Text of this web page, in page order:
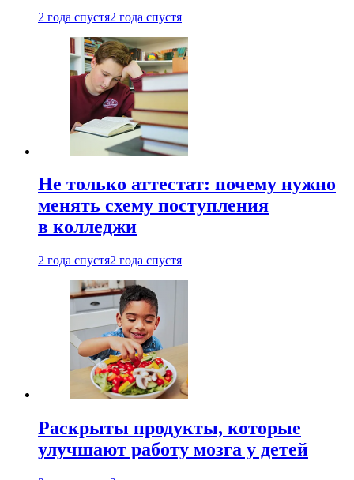
2 года спустя2 года спустя
Не только аттестат: почему нужно
менять схему поступления
в колледжи
2 года спустя2 года спустя
Раскрыты продукты, которые
улучшают работу мозга у детей